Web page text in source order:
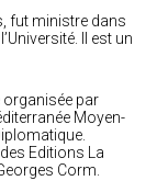
fut ministre dans
Il est un
organisée par
Moyen-
Editions La
Corm.